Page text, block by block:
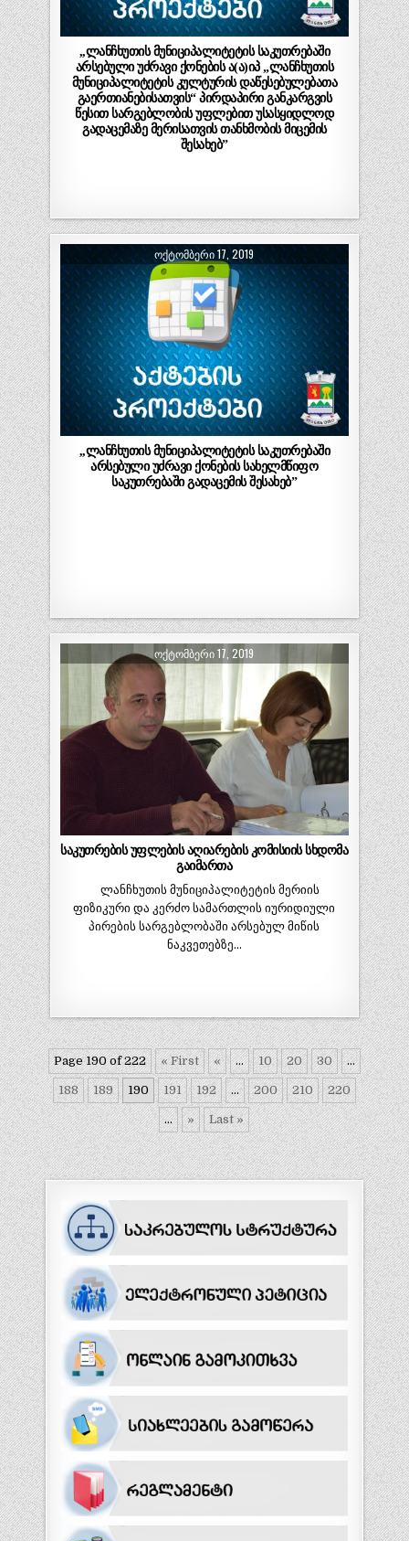
,,ლანჩხუთის მუნიციპალიტეტის საკუთრებაში
არსებული უძრავი ქონების ა(ა)იპ „ლანჩხუთის
მუნიციპალიტეტის კულტურის დაწესებულებათა
გაერთიანებისათვის“ პირდაპირი განკარგვის
წესით სარგებლობის უფლებით უსასყიდლოდ
გადაცემაზე მერისათვის თანხმობის მიცემის
შესახებ”
ᲝᲥᲢᲝᲛᲑᲔᲠᲘ 17, 2019
,,ლანჩხუთის მუნიციპალიტეტის საკუთრებაში
არსებული უძრავი ქონების სახელმწიფო
საკუთრებაში გადაცემის შესახებ”
ᲝᲥᲢᲝᲛᲑᲔᲠᲘ 17, 2019
საკუთრების უფლების აღიარების კომისიის სხდომა
გაიმართა
ლანჩხუთის მუნიციპალიტეტის მერიის
ფიზიკური და კერძო სამართლის იურიდიული
პირების სარგებლობაში არსებულ მიწის
ნაკვეთებზე…
Page 190 of 222 « First « ... 10 20 30 ...
188 189 190 191 192 ... 200 210 220
... » Last »